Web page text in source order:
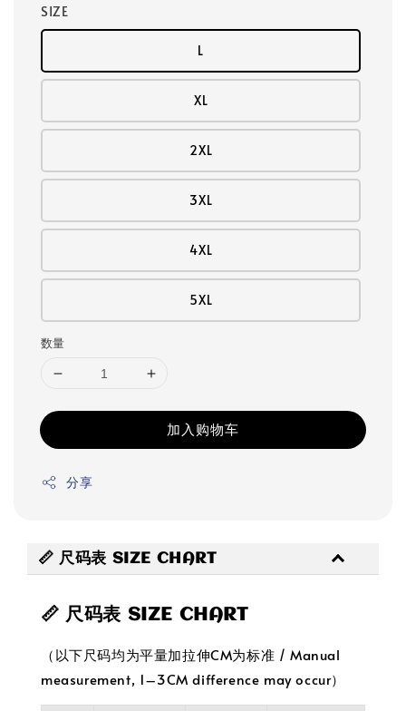
SIZE
L
XL
2XL
3XL
4XL
5XL
数量
加入购物车
分享
📏 尺码表 SIZE CHART
📏 尺码表 SIZE CHART
（以下尺码均为平量加拉伸CM为标准 / Manual
measurement, 1–3CM difference may occur）